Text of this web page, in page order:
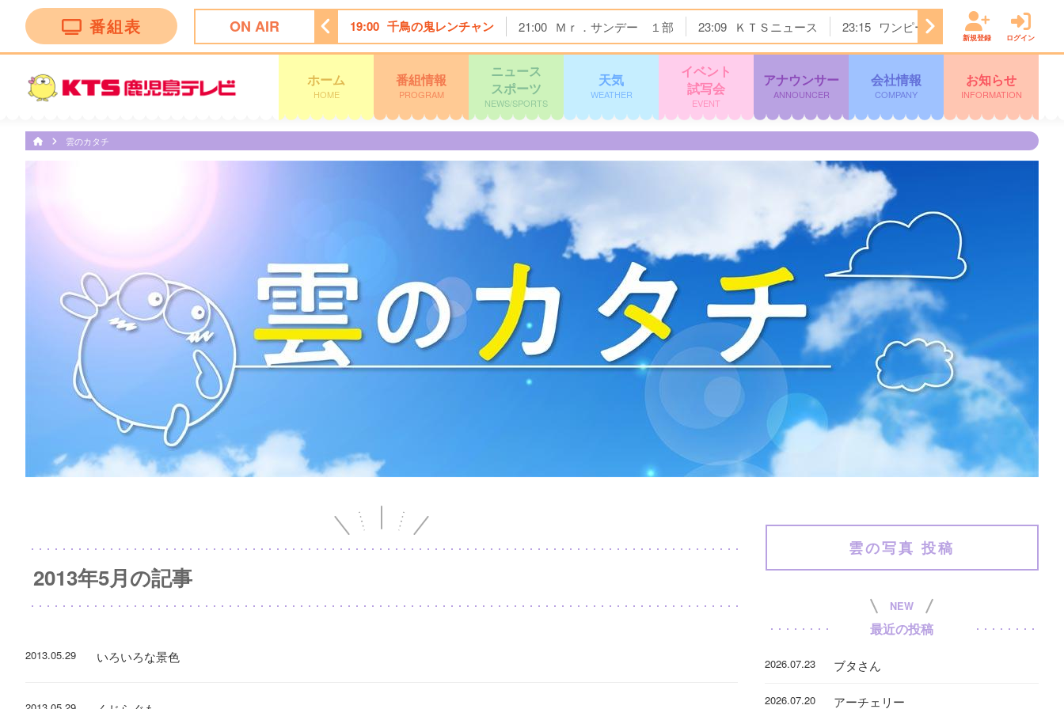
番組表 ON AIR
天気予報 18:00 ちびまる子ちゃん 18:30 サザエさん 19:00 千鳥の鬼レンチャン 21:00 Ｍｒ．サンデー １部 23:09 ＫＴＳニュース 23:15 ワンピース 23:45 すぽると！
新規登録 ログイン
ホーム
HOME
番組情報
PROGRAM
ニュース
スポーツ
NEWS/SPORTS
天気
WEATHER
イベント
試写会
EVENT
アナウンサー
ANNOUNCER
会社情報
COMPANY
お知らせ
INFORMATION
雲のカタチ
2013年5月の記事
2013.05.29 いろいろな景色
雲の写真 投稿
NEW
最近の投稿
2026.07.23 ブタさん
2026.07.20 アーチェリー